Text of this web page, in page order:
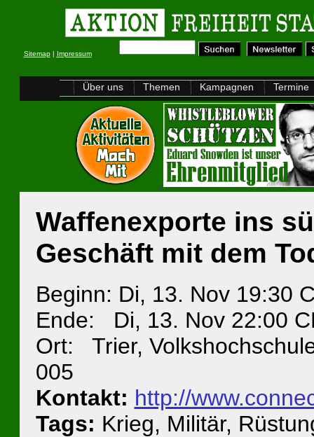
Sitemap| Impressum
Über uns Themen Kampagnen Termine
Waffenexporte ins
Geschäft mit dem
Beginn: Di, 13. Nov 19:30
Ende: Di, 13. Nov 22:00
Ort: Trier,
005
Kontakt: http://
Tags: Krieg, Militär,